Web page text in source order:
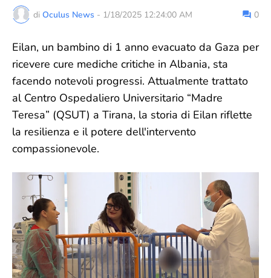
di Oculus News - 1/18/2025 12:24:00 AM 0
Eilan, un bambino di 1 anno evacuato da Gaza per
ricevere cure mediche critiche in Albania, sta
facendo notevoli progressi. Attualmente trattato
al Centro Ospedaliero Universitario “Madre
Teresa” (QSUT) a Tirana, la storia di Eilan riflette
la resilienza e il potere dell'intervento
compassionevole.